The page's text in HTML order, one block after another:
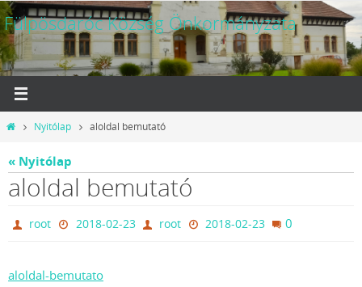
Megszakítás
Fülpösdaróc Község Önkormányzata
OtthonNyitólap aloldal bemutató
« Nyitólap
aloldal bemutató
root 2018-02-23 root 2018-02-23 0
aloldal-bemutato